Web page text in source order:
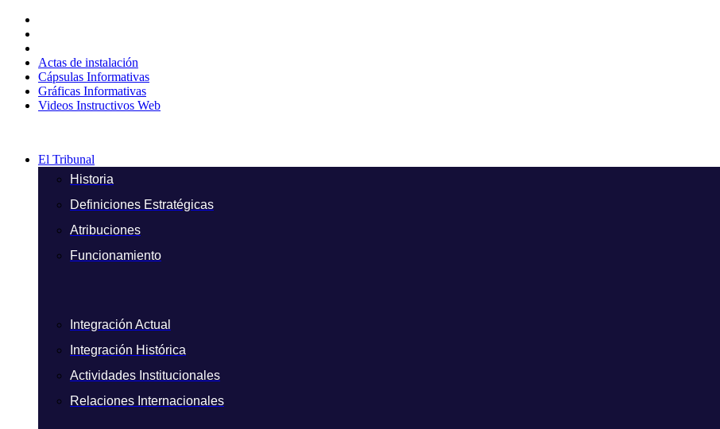
contenido
Actas de instalación
Cápsulas Informativas
Gráficas Informativas
Videos Instructivos Web
El Tribunal
Historia
Definiciones Estratégicas
Atribuciones
Funcionamiento
Integración Actual
Integración Histórica
Actividades Institucionales
Relaciones Internacionales